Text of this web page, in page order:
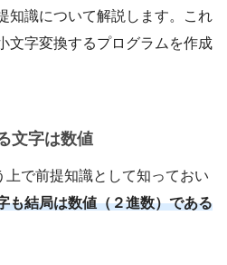
知識について解説します。これ
文字変換するプログラムを作成
文字は数値
上で前提知識として知っておい
も結局は数値（２進数）である